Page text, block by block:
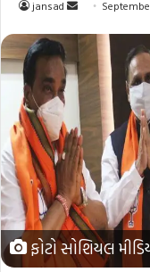
jansad
Send
email
ફોટો સોશિયલ